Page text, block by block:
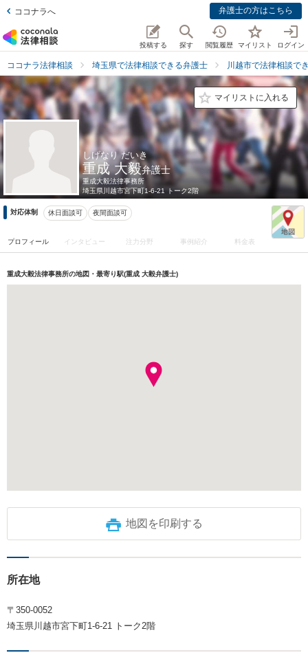
ココナラへ 弁護士の方はこちら
投稿する 探す 閲覧履歴 マイリスト ログイン
ココナラ法律相談 埼玉県で法律相談できる弁護士 川越市で法律相談で
マイリストに入れる
しげなり だいき
重成 大毅弁護士
重成大毅法律事務所
埼玉県 川越市宮下町1-6-21 トーク2階
対応体制 休日面談可 夜間面談可
プロフィール インタビュー 注力分野 事例紹介 料金表
重成大毅法律事務所の地図・最寄り駅(重成 大毅弁護士)
地図を印刷する
所在地
〒350-0052
埼玉県川越市宮下町1-6-21 トーク2階